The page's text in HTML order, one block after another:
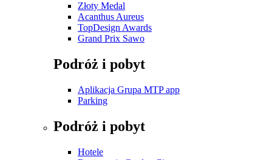
Złoty Medal
Acanthus Aureus
TopDesign Awards
Grand Prix Sawo
Podróż i pobyt
Aplikacja Grupa MTP app
Parking
Podróż i pobyt
Hotele